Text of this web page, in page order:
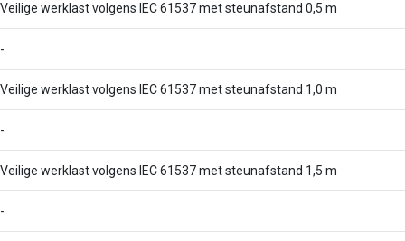
Veilige werklast volgens IEC 61537 met steunafstand 0,5 m
-
Veilige werklast volgens IEC 61537 met steunafstand 1,0 m
-
Veilige werklast volgens IEC 61537 met steunafstand 1,5 m
-